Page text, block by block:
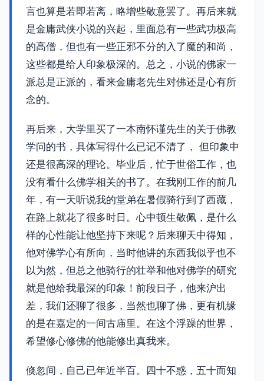
言也算是若即若离，略增些敬意罢了。再后来就
是金庸武侠小说的兴起，里面总有一些武功极高
的高僧，但也有一些正邪不分的入了魔的和尚，
这些都是给人印象极深的。总之，小说的佛家一
派总是正派的，看来金庸老先生对佛还是心有所
念的。
再后来，大学里买了一本南怀谨先生的关于佛教
学问的书，具体写得什么已记不清了， 但印象中
还是很高深的理论。毕业后，忙于世俗工作，也
没有看什么佛学相关的书了。在我刚工作的前几
年，有一天听说我的堂弟在暑假骑行到了西藏，
在路上就花了很多时日。心中顿生敬佩，是什么
样的心性能让他坚持下来呢？后来聊天中得知，
他对佛学心有所向，当时他讲的东西我似乎也不
以为然，但总之他骑行的壮举和他对佛学的研究
就是他给我最深的印象！前段日子，他来沪出
差，我们还聊了很多，当然也聊了佛，更有机缘
的是在嘉定的一间古庙里。在这个浮躁的世界，
希望修心修佛的他能修出真我来。
倏忽间，自己已年近半百。四十不惑，五十而知